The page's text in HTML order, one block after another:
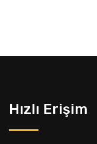
Hızlı Erişim